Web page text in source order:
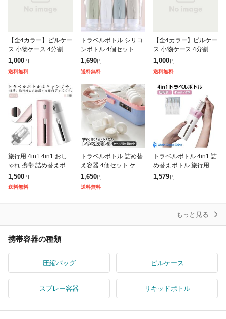
【全4カラー】ピルケー
ス 小物ケース 4分割タ
イプ 薬ケース サプリメ
ントケース ケース ピル
錠剤
1,000円
送料無料
トラベルボトル シリコ
ンボトル 4個セット 60
ml 90ml 携帯 ボディソ
ープ 旅行用 シャンプー
1,690円
送料無料
【全4カラー】ピルケー
ス 小物ケース 4分割タ
イプ 薬ケース サプリメ
ントケース ケース ピル
錠剤
1,000円
送料無料
旅行用 4in1 4in1 おし
ゃれ 携帯 詰め替えボト
ル 化粧水 シャンプー
ボディソープ 小分けボ
1,500円
送料無料
トラベルボトル 詰め替
え容器 4個セット ケー
ス入り 旅行用品 小分け
ボトル プッシュ式 プレ
1,650円
送料無料
トラベルボトル 4in1 詰
め替えボトル 旅行用 小
分けボトル 小分け容器
1,579円
もっと見る
携帯容器の種類
圧縮バッグ ピルケース
スプレー容器 リキッドボトル